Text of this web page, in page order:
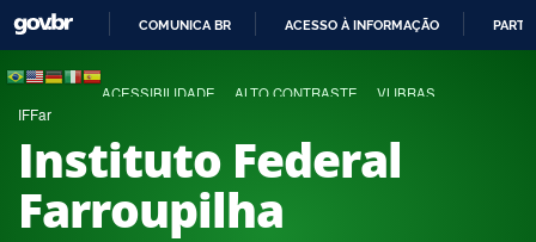
COMUNICA BR ACESSO À INFORMAÇÃO
ACESSIBILIDADE ALTO CONTRASTE VLIBRAS
IFFar
Instituto Federal
Farroupilha